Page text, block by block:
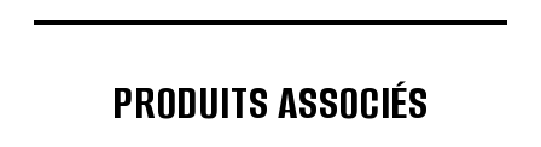
PRODUITS ASSOCIÉS